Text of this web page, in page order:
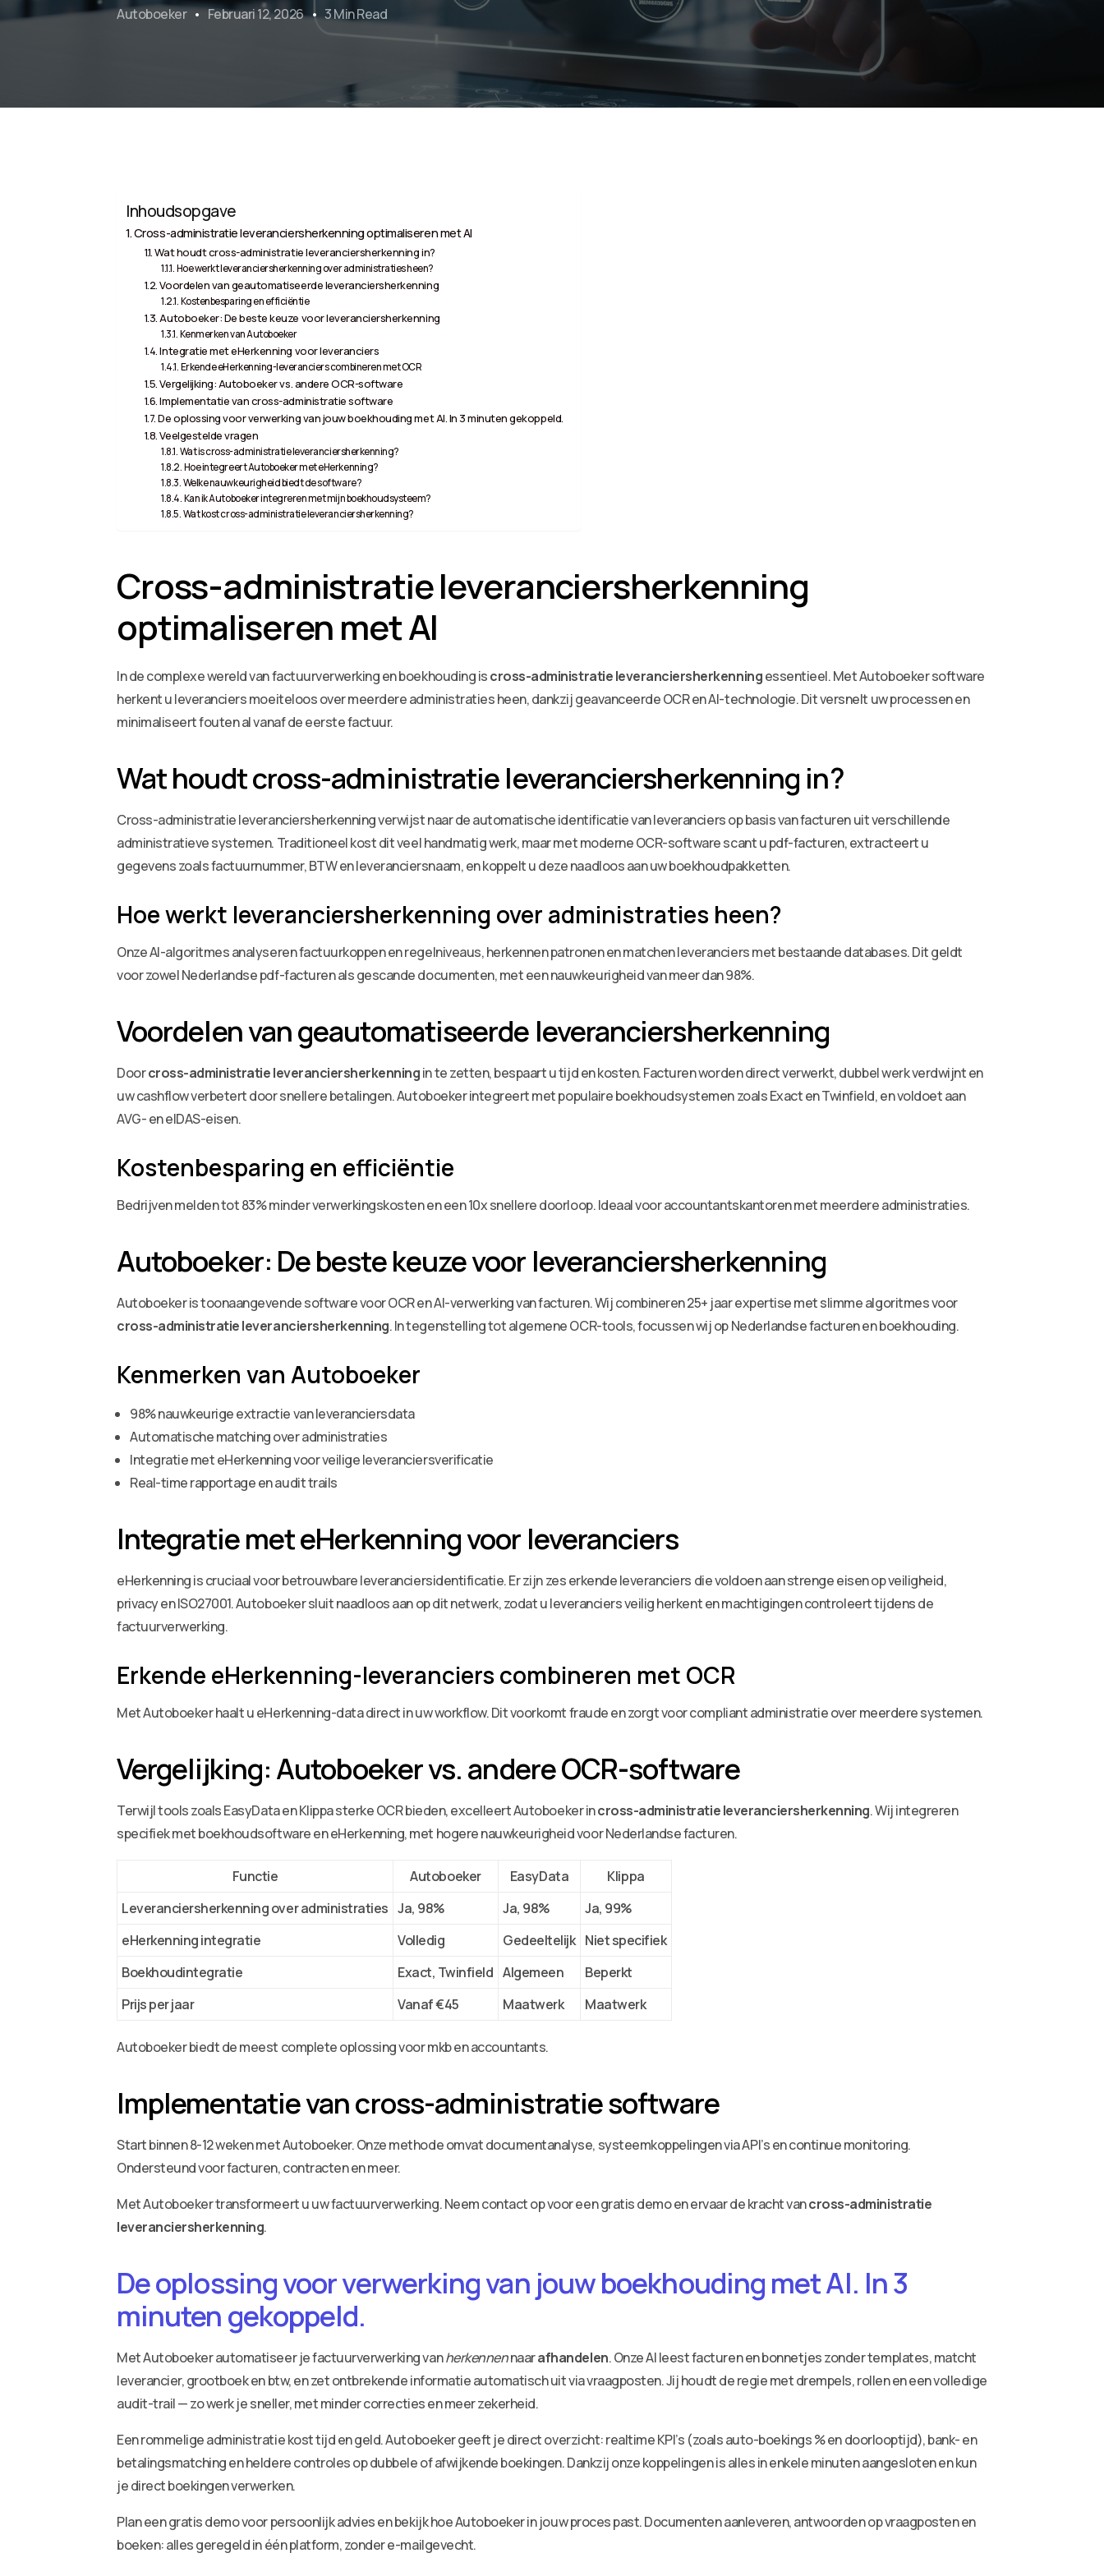
Autoboeker Februari 12, 2026 3 Min Read
Inhoudsopgave
Cross-administratie leveranciersherkenning optimaliseren met AI
Wat houdt cross-administratie leveranciersherkenning in?
Hoe werkt leveranciersherkenning over administraties heen?
Voordelen van geautomatiseerde leveranciersherkenning
Kostenbesparing en efficiëntie
Autoboeker: De beste keuze voor leveranciersherkenning
Kenmerken van Autoboeker
Integratie met eHerkenning voor leveranciers
Erkende eHerkenning-leveranciers combineren met OCR
Vergelijking: Autoboeker vs. andere OCR-software
Implementatie van cross-administratie software
De oplossing voor verwerking van jouw boekhouding met AI. In 3 minuten gekoppeld.
Veelgestelde vragen
Wat is cross-administratie leveranciersherkenning?
Hoe integreert Autoboeker met eHerkenning?
Welke nauwkeurigheid biedt de software?
Kan ik Autoboeker integreren met mijn boekhoudsysteem?
Wat kost cross-administratie leveranciersherkenning?
Cross-administratie leveranciersherkenning
optimaliseren met AI
In de complexe wereld van factuurverwerking en boekhouding iscross-administratie leveranciersherkenningessentieel. Met Autoboeker software
herkent u leveranciers moeiteloos over meerdere administraties heen, dankzij geavanceerde OCR en AI-technologie. Dit versnelt uw processen en
minimaliseert fouten al vanaf de eerste factuur.
Wat houdt cross-administratie leveranciersherkenning in?
Cross-administratie leveranciersherkenning verwijst naar de automatische identificatie van leveranciers op basis van facturen uit verschillende
administratieve systemen. Traditioneel kost dit veel handmatig werk, maar met moderne OCR-software scant u pdf-facturen, extracteert u
gegevens zoals factuurnummer, BTW en leveranciersnaam, en koppelt u deze naadloos aan uw boekhoudpakketten.
Hoe werkt leveranciersherkenning over administraties heen?
Onze AI-algoritmes analyseren factuurkoppen en regelniveaus, herkennen patronen en matchen leveranciers met bestaande databases. Dit geldt
voor zowel Nederlandse pdf-facturen als gescande documenten, met een nauwkeurigheid van meer dan 98%.
Voordelen van geautomatiseerde leveranciersherkenning
Doorcross-administratie leveranciersherkenningin te zetten, bespaart u tijd en kosten. Facturen worden direct verwerkt, dubbel werk verdwijnt en
uw cashflow verbetert door snellere betalingen. Autoboeker integreert met populaire boekhoudsystemen zoals Exact en Twinfield, en voldoet aan
AVG- en eIDAS-eisen.
Kostenbesparing en efficiëntie
Bedrijven melden tot 83% minder verwerkingskosten en een 10x snellere doorloop. Ideaal voor accountantskantoren met meerdere administraties.
Autoboeker: De beste keuze voor leveranciersherkenning
Autoboeker is toonaangevende software voor OCR en AI-verwerking van facturen. Wij combineren 25+ jaar expertise met slimme algoritmes voor
cross-administratie leveranciersherkenning. In tegenstelling tot algemene OCR-tools, focussen wij op Nederlandse facturen en boekhouding.
Kenmerken van Autoboeker
98% nauwkeurige extractie van leveranciersdata
Automatische matching over administraties
Integratie met eHerkenning voor veilige leveranciersverificatie
Real-time rapportage en audit trails
Integratie met eHerkenning voor leveranciers
eHerkenning is cruciaal voor betrouwbare leveranciersidentificatie. Er zijn zes erkende leveranciers die voldoen aan strenge eisen op veiligheid,
privacy en ISO27001. Autoboeker sluit naadloos aan op dit netwerk, zodat u leveranciers veilig herkent en machtigingen controleert tijdens de
factuurverwerking.
Erkende eHerkenning-leveranciers combineren met OCR
Met Autoboeker haalt u eHerkenning-data direct in uw workflow. Dit voorkomt fraude en zorgt voor compliant administratie over meerdere systemen.
Vergelijking: Autoboeker vs. andere OCR-software
Terwijl tools zoals EasyData en Klippa sterke OCR bieden, excelleert Autoboeker incross-administratie leveranciersherkenning. Wij integreren
specifiek met boekhoudsoftware en eHerkenning, met hogere nauwkeurigheid voor Nederlandse facturen.
Functie Autoboeker EasyData
Klippa
Leveranciersherkenning over administraties Ja, 98% Ja, 98%
Ja, 99%
eHerkenning integratie
Volledig Gedeeltelijk Niet specifiek
Boekhoudintegratie
Exact, Twinfield Algemeen
Beperkt
Prijs per jaar
Vanaf €45 Maatwerk Maatwerk
Autoboeker biedt de meest complete oplossing voor mkb en accountants.
Implementatie van cross-administratie software
Start binnen 8-12 weken met Autoboeker. Onze methode omvat documentanalyse, systeemkoppelingen via API’s en continue monitoring.
Ondersteund voor facturen, contracten en meer.
Met Autoboeker transformeert u uw factuurverwerking. Neem contact op voor een gratis demo en ervaar de kracht vancross-administratie
leveranciersherkenning.
De oplossing voor verwerking van jouw boekhouding met AI. In 3
minuten gekoppeld.
Met Autoboeker automatiseer je factuurverwerking vanherkennennaarafhandelen. Onze AI leest facturen en bonnetjes zonder templates, matcht
leverancier, grootboek en btw, en zet ontbrekende informatie automatisch uit via vraagposten. Jij houdt de regie met drempels, rollen en een volledige
audit-trail — zo werk je sneller, met minder correcties en meer zekerheid.
Een rommelige administratie kost tijd en geld. Autoboeker geeft je direct overzicht: realtime KPI’s (zoals auto-boekings % en doorlooptijd), bank- en
betalingsmatching en heldere controles op dubbele of afwijkende boekingen. Dankzij onze koppelingen is alles in enkele minuten aangesloten en kun
je direct boekingen verwerken.
Plan een gratis demo voor persoonlijk advies en bekijk hoe Autoboeker in jouw proces past. Documenten aanleveren, antwoorden op vraagposten en
boeken: alles geregeld in één platform, zonder e-mailgevecht.